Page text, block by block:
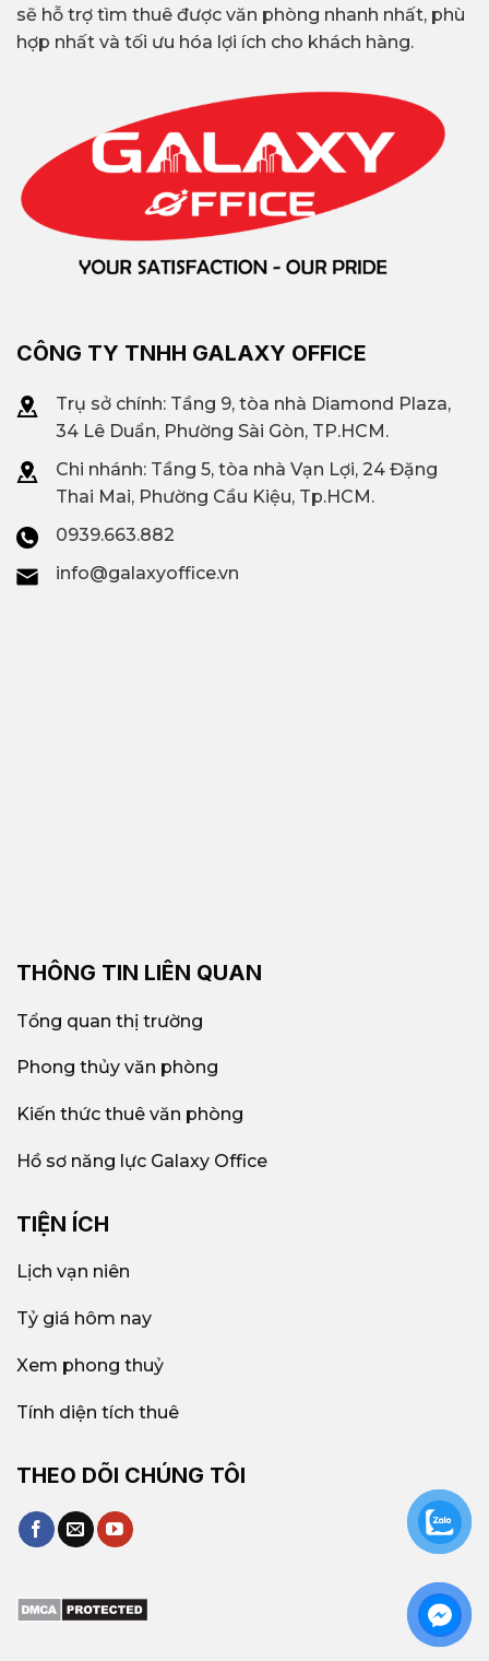
sẽ hỗ trợ tìm thuê được văn phòng nhanh nhất, phù
hợp nhất và tối ưu hóa lợi ích cho khách hàng.
CÔNG TY TNHH GALAXY OFFICE
Trụ sở chính: Tầng 9, tòa nhà Diamond Plaza,
34 Lê Duẩn, Phường Sài Gòn, TP.HCM.
Chi nhánh: Tầng 5, tòa nhà Vạn Lợi, 24 Đặng
Thai Mai, Phường Cầu Kiệu, Tp.HCM.
0939.663.882
info@galaxyoffice.vn
THÔNG TIN LIÊN QUAN
Tổng quan thị trường
Phong thủy văn phòng
Kiến thức thuê văn phòng
Hồ sơ năng lực Galaxy Office
TIỆN ÍCH
Lịch vạn niên
Tỷ giá hôm nay
Xem phong thuỷ
Tính diện tích thuê
THEO DÕI CHÚNG TÔI